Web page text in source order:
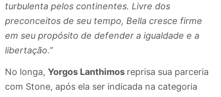
turbulenta pelos continentes. Livre dos
preconceitos de seu tempo, Bella cresce firme
em seu propósito de defender a igualdade e a
libertação.”
No longa, Yorgos Lanthimos reprisa sua parceria
com Stone, após ela ser indicada na categoria